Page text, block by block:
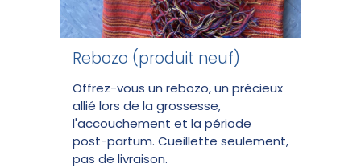
Rebozo (produit neuf)
Offrez-vous un rebozo, un précieux
allié lors de la grossesse,
l'accouchement et la période
post-partum. Cueillette seulement,
pas de livraison.